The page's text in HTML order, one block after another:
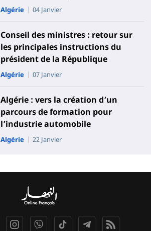
Algérie 04 Janvier
Conseil des ministres : retour sur
les principales instructions du
président de la République
Algérie 07 Janvier
Algérie : vers la création d’un
parcours de formation pour
l’industrie automobile
Algérie 22 Janvier